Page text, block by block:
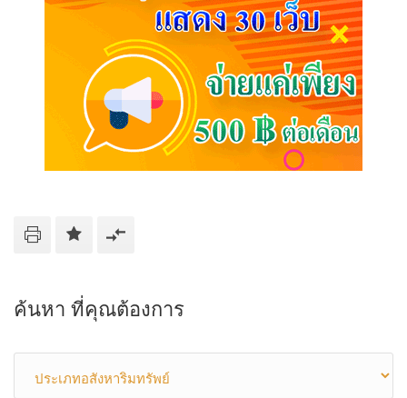
ค้นหา ที่คุณต้องการ